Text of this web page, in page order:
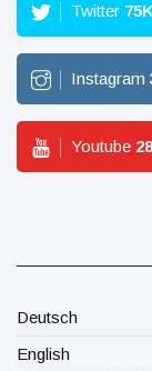
Twitter 75K
Instagram
Youtube 28
Deutsch
English